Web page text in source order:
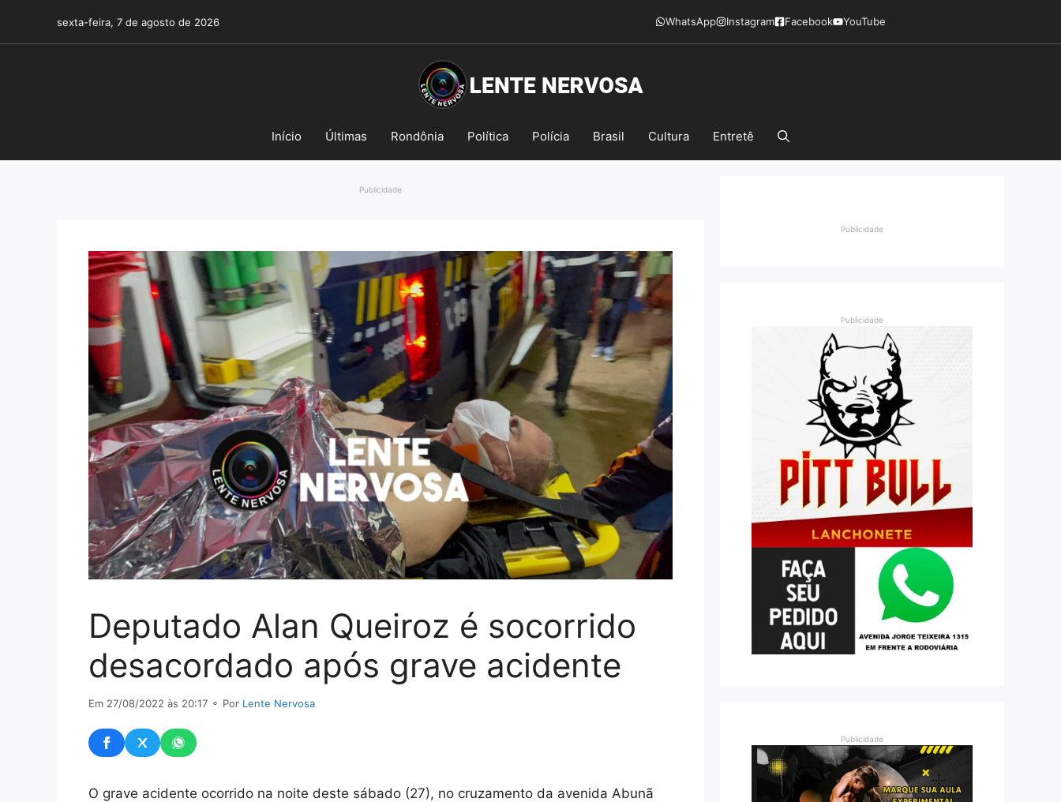
o
sexta-feira, 7 de agosto de 2026 WhatsApp Instagram Facebook YouTube
Início Últimas Rondônia Política Polícia Brasil Cultura Entretê
Publicidade
Deputado Alan Queiroz é socorrido
desacordado após grave acidente
Em 27/08/2022 às 20:17 ⚬ Por Lente Nervosa
O grave acidente ocorrido na noite deste sábado (27), no cruzamento da avenida Abunã
Publicidade
Publicidade
Publicidade